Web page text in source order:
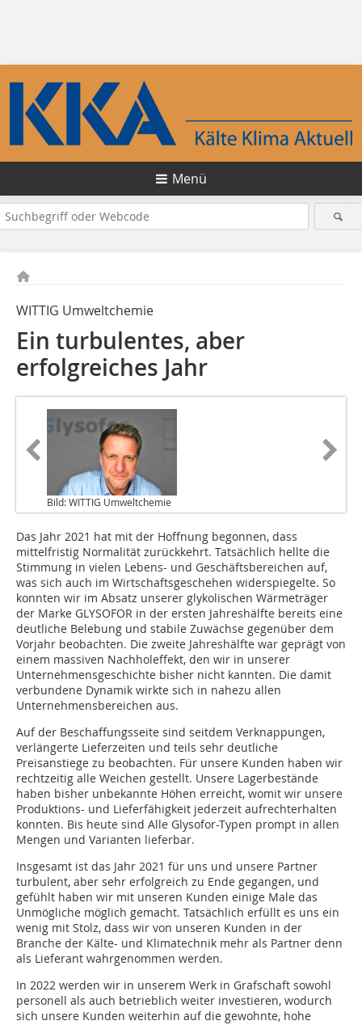
Menü
WITTIG Umweltchemie
Ein turbulentes, aber
erfolgreiches Jahr
Bild: WITTIG Umweltchemie
Das Jahr 2021 hat mit der Hoffnung begonnen, dass
mittelfristig Normalität zurückkehrt. Tatsächlich hellte die
Stimmung in vielen Lebens- und Geschäftsbereichen auf,
was sich auch im Wirtschaftsgeschehen widerspiegelte. So
konnten wir im Absatz unserer glykolischen Wärmeträger
der Marke GLYSOFOR in der ersten Jahreshälfte bereits eine
deutliche Belebung und stabile Zuwächse gegenüber dem
Vorjahr beobachten. Die zweite Jahreshälfte war geprägt von
einem massiven Nachholeffekt, den wir in unserer
Unternehmensgeschichte bisher nicht kannten. Die damit
verbundene Dynamik wirkte sich in nahezu allen
Unternehmensbereichen aus.
Auf der Beschaffungsseite sind seitdem Verknappungen,
verlängerte Lieferzeiten und teils sehr deutliche
Preisanstiege zu beobachten. Für unsere Kunden haben wir
rechtzeitig alle Weichen gestellt. Unsere Lagerbestände
haben bisher unbekannte Höhen erreicht, womit wir unsere
Produktions- und Lieferfähigkeit jederzeit aufrechterhalten
konnten. Bis heute sind Alle Glysofor-Typen prompt in allen
Mengen und Varianten lieferbar.
Insgesamt ist das Jahr 2021 für uns und unsere Partner
turbulent, aber sehr erfolgreich zu Ende gegangen, und
gefühlt haben wir mit unseren Kunden einige Male das
Unmögliche möglich gemacht. Tatsächlich erfüllt es uns ein
wenig mit Stolz, dass wir von unseren Kunden in der
Branche der Kälte- und Klimatechnik mehr als Partner denn
als Lieferant wahrgenommen werden.
In 2022 werden wir in unserem Werk in Grafschaft sowohl
personell als auch betrieblich weiter investieren, wodurch
sich unsere Kunden weiterhin auf die gewohnte, hohe